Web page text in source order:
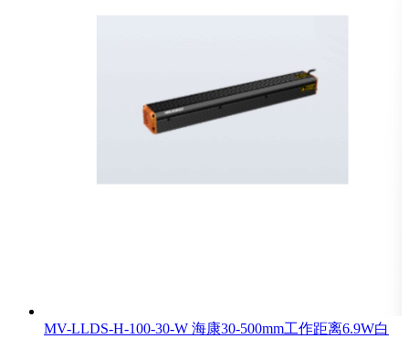
MV-LLDS-H-100-30-W 海康30-500mm工作距离6.9W白